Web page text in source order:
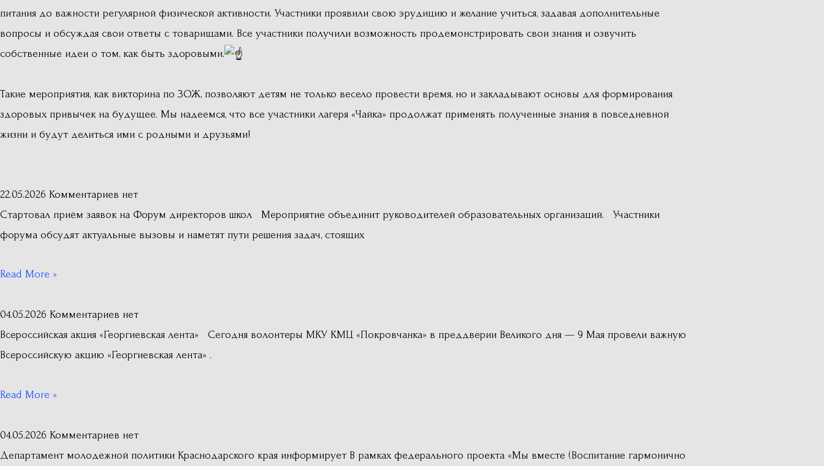
питания до важности регулярной физической активности. Участники проявили свою эрудицию и желание учиться, задавая дополнительные
вопросы и обсуждая свои ответы с товарищами. Все участники получили возможность продемонстрировать свои знания и озвучить
собственные идеи о том, как быть здоровыми.
Такие мероприятия, как викторина по ЗОЖ, позволяют детям не только весело провести время, но и закладывают основы для формирования
здоровых привычек на будущее. Мы надеемся, что все участники лагеря «Чайка» продолжат применять полученные знания в повседневной
жизни и будут делиться ими с родными и друзьями!
22.05.2026 Комментариев нет
Стартовал приём заявок на Форум директоров школ Мероприятие объединит руководителей образовательных организаций. Участники
форума обсудят актуальные вызовы и наметят пути решения задач, стоящих
Read More »
04.05.2026 Комментариев нет
Всероссийская акция «Георгиевская лента» Сегодня волонтеры МКУ КМЦ «Покровчанка» в преддверии Великого дня — 9 Мая провели важную
Всероссийскую акцию «Георгиевская лента» .
Read More »
04.05.2026 Комментариев нет
Департамент молодежной политики Краснодарского края информирует В рамках федерального проекта «Мы вместе (Воспитание гармонично